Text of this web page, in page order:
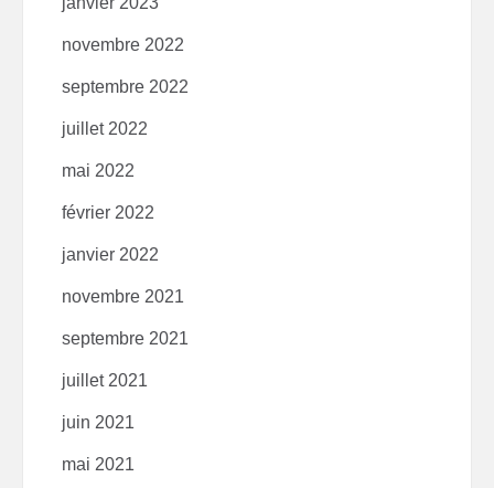
novembre 2022
septembre 2022
juillet 2022
mai 2022
février 2022
janvier 2022
novembre 2021
septembre 2021
juillet 2021
juin 2021
mai 2021